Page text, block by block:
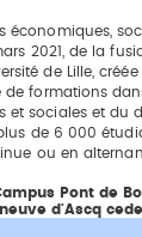
économiques,
2021, de la
de Lille,
de formations
et sociales et du
de 6 000
ou en
Pont de
d'Ascq